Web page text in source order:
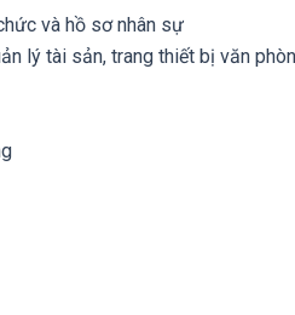
và hồ sơ nhân sự
lý tài sản, trang thiết bị văn